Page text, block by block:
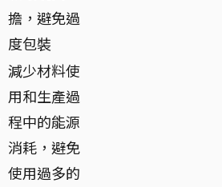
擔，避免過
度包裝
減少材料使
用和生產過
程中的能源
消耗，避免
使用過多的